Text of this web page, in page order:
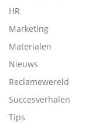
HR
Marketing
Materialen
Nieuws
Reclamewereld
Succesverhalen
Tips